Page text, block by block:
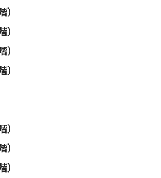
）
）
）
）
）
）
）